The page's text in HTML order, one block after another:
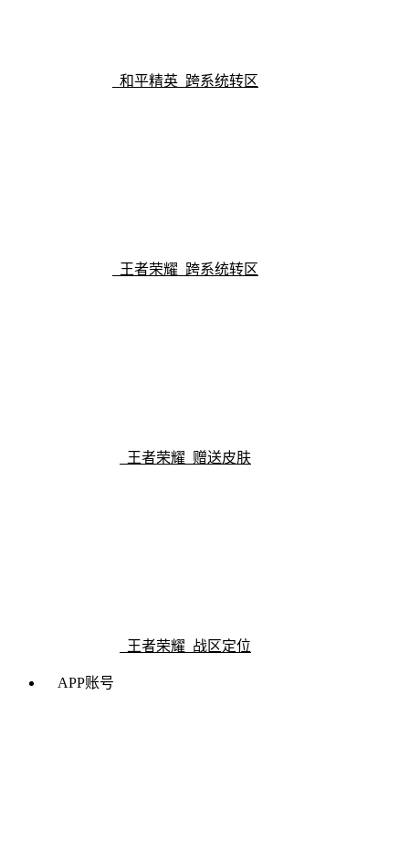
和平精英 跨系统转区
王者荣耀 跨系统转区
王者荣耀 赠送皮肤
王者荣耀 战区定位
APP账号